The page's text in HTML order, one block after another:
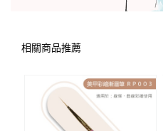
相關商品推薦